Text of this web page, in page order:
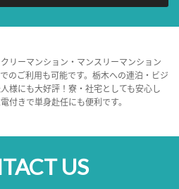
リーマンション・マンスリーマンション
のご利用も可能です。栃木への連泊・ビジ
様にも大好評！寮・社宅としても安心し
付きで単身赴任にも便利です。
US